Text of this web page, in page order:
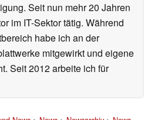
Seit nun mehr 20 Jahren
im IT-Sektor tätig. Während
habe ich an der
mitgewirkt und eigene
Seit 2012 arbeite ich für